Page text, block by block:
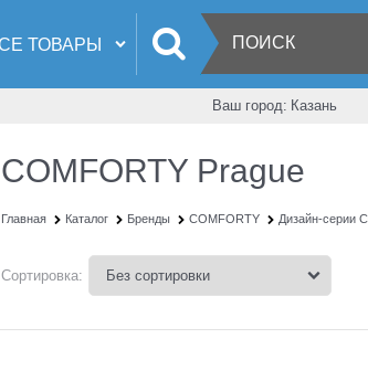
Ваш город: Казань
COMFORTY Prague
Главная Каталог Бренды COMFORTY Дизайн-серии
Сортировка: